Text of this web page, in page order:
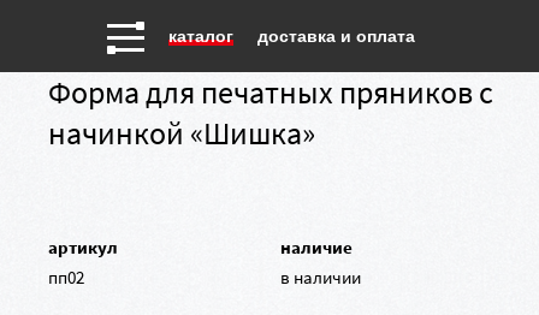
каталог доставка и оплата
Форма для печатных пряников с
начинкой «Шишка»
артикул
пп02
наличие
в наличии